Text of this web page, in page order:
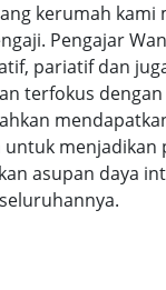
kerumah kami
Pengajar
pariatif dan
terfokus
asupan daya